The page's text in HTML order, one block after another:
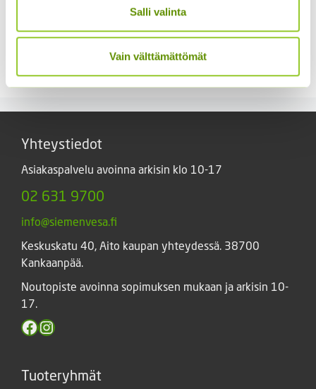
Salli valinta
Vain välttämättömät
Kaliforniantuliunikko
Tarhakukonkannus
Yhteystiedot
Asiakaspalvelu avoinna arkisin klo 10-17
02 631 9700
info@siemenvesa.fi
Keskuskatu 40, Aito kaupan yhteydessä. 38700
Kankaanpää.
Noutopiste avoinna sopimuksen mukaan ja arkisin 10-
17.
Facebook
Instagram
Tuoteryhmät